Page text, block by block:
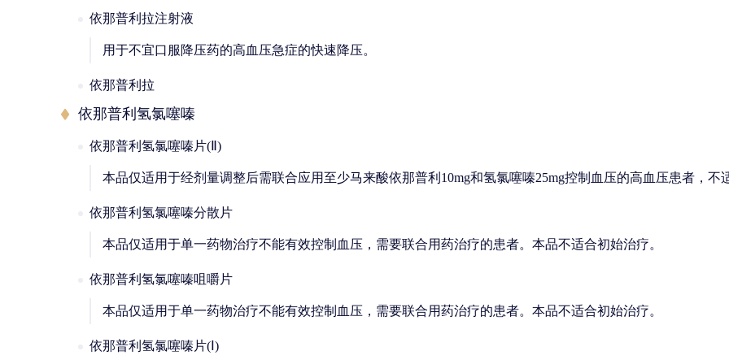
依那普利拉注射液
用于不宜口服降压药的高血压急症的快速降压。
依那普利拉
依那普利氢氯噻嗪
依那普利氢氯噻嗪片(Ⅱ)
本品仅适用于经剂量调整后需联合应用至少马来酸依那普利10mg和氢氯噻嗪25mg控制血压的高血压患者，不
依那普利氢氯噻嗪分散片
本品仅适用于单一药物治疗不能有效控制血压，需要联合用药治疗的患者。本品不适合初始治疗。
依那普利氢氯噻嗪咀嚼片
本品仅适用于单一药物治疗不能有效控制血压，需要联合用药治疗的患者。本品不适合初始治疗。
依那普利氢氯噻嗪片(Ⅰ)